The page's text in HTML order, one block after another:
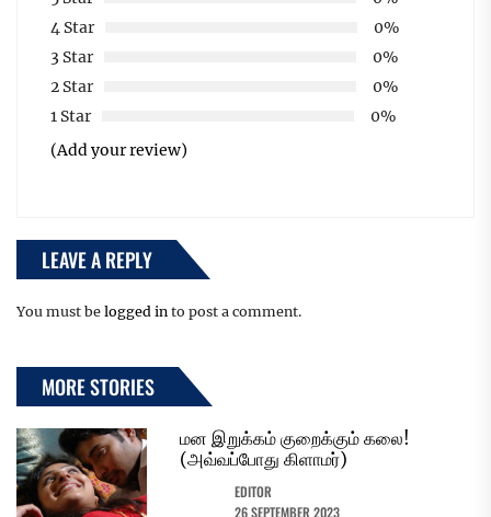
4 Star
0%
3 Star
0%
2 Star
0%
1 Star
0%
(Add your review)
LEAVE A REPLY
You must be logged in to post a comment.
MORE STORIES
மன இறுக்கம் குறைக்கும் கலை!
(அவ்வப்போது கிளாமர்)
EDITOR
26 SEPTEMBER 2023